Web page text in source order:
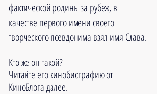
фактической родины за рубеж, в
качестве первого имени своего
творческого псевдонима взял имя Слава.
Кто же он такой?
Читайте его кинобиографию от
КиноБлога далее.